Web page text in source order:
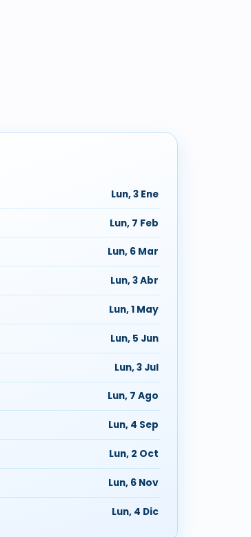
Lun, 3 Ene
Lun, 7 Feb
Lun, 6 Mar
Lun, 3 Abr
Lun, 1 May
Lun, 5 Jun
Lun, 3 Jul
Lun, 7 Ago
Lun, 4 Sep
Lun, 2 Oct
Lun, 6 Nov
Lun, 4 Dic